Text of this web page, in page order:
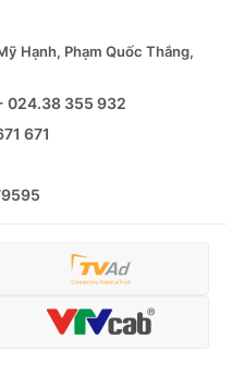
Hạnh, Phạm Quốc Thắng,
024.38 355 932
671